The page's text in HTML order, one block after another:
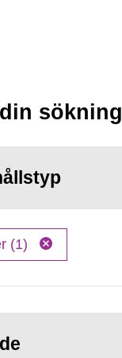
sökning
(1)